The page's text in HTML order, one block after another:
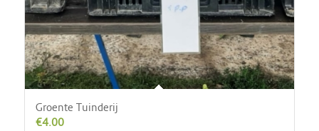
Groente Tuinderij
€4.00